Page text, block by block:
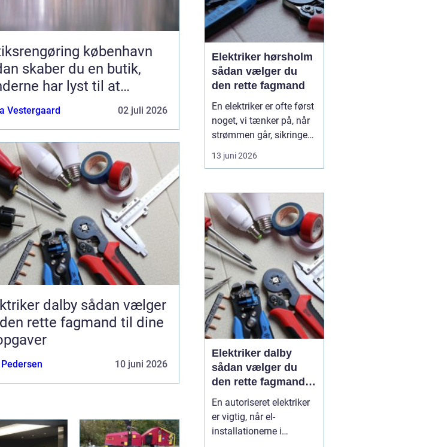
københavn
skaber du en butik,
har lyst til at
tilbage til
Vestergaard 02 juli 2026
dalby sådan vælger
rette fagmand til dine
10 juni 2026
målrettet ...
Elektriker hørsholm
sådan vælger du
den rette fagmand
En elektriker er ofte først
noget, vi tænker på, når
strømmen går, sikringen
springer, eller vi står med
en akut fejl på en
som Hørsholm, hvor
mange boliger er ældre,
og flere bygger om eller
udvider, spiller en dygtig
elekt...
13 juni 2026
Elektriker dalby
sådan vælger du
den rette fagmand
til dine el-opgaver
En autoriseret elektriker
er vigtig, når el-
installationerne i